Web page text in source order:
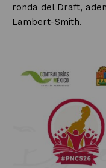
ronda del Draft,
Lambert-Smith.